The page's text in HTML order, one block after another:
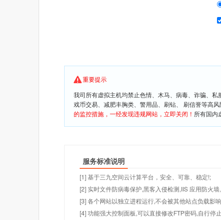
重要提示
我司所有虚拟主机均禁止色情、木马、病毒、诈骗、
戏币交易、减肥丰胸类、警用品、刷钻、 刷信誉等高
的监控措施，一经发现违规网站，立即关闭！ 所有国内
服务标准说明
[1] 基于三九空间云计算平台，安全、可靠、稳定!;
[2] 实时文件防病毒保护,黑客入侵检测,IIS 应用防火
[3] 各个网站以独立进程运行,不会被其他站点负载影
[4] 功能强大控制面板,可以直接修改FTP密码,自行停